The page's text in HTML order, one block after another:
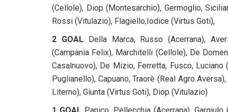
(Cellole), Diop (Montesarchio), Germoglio,
Rossi (Vitulazio), Flagiello,Iodice (Virtus Goti),
2 GOAL Della Marca, Russo (Acerrana),
(Campania Felix), Marchitelli (Cellole), De
Casalnuovo), De Mizio, Ferretta, Fusco,
Puglianello), Capuano, Traorè (Real Agro
Literno), Giunta (Virtus Goti), Diop (Vitulazio)